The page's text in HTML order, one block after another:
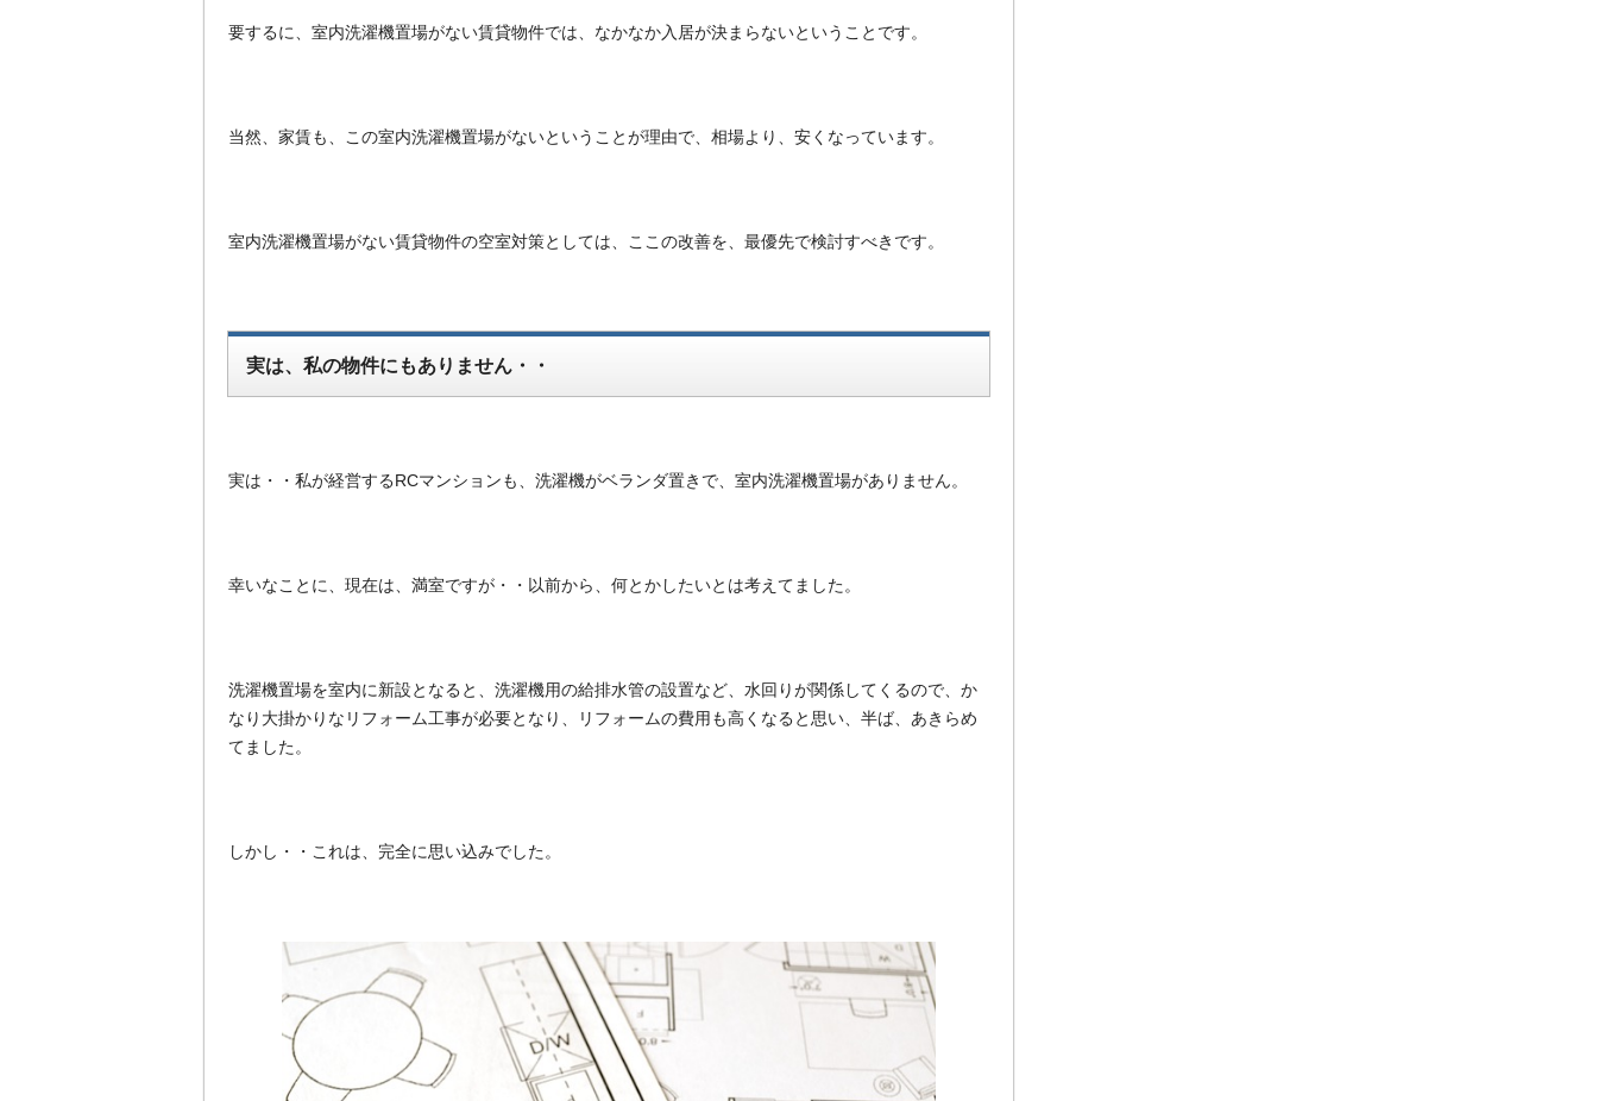
要するに、室内洗濯機置場がない賃貸物件では、なかなか入居が決まらないということです。
当然、家賃も、この室内洗濯機置場がないということが理由で、相場より、安くなっています。
室内洗濯機置場がない賃貸物件の空室対策としては、ここの改善を、最優先で検討すべきです。
実は、私の物件にもありません・・
実は・・私が経営するRCマンションも、洗濯機がベランダ置きで、室内洗濯機置場がありません。
幸いなことに、現在は、満室ですが・・以前から、何とかしたいとは考えてました。
洗濯機置場を室内に新設となると、洗濯機用の給排水管の設置など、水回りが関係してくるので、か
なり大掛かりなリフォーム工事が必要となり、リフォームの費用も高くなると思い、半ば、あきらめ
てました。
しかし・・これは、完全に思い込みでした。